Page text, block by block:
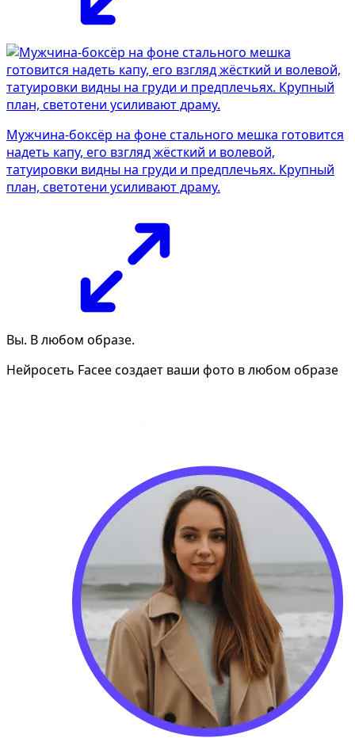
Мужчина-боксёр на фоне стального мешка готовится
надеть капу, его взгляд жёсткий и волевой,
татуировки видны на груди и предплечьях. Крупный
план, светотени усиливают драму.
Вы. В любом образе.
Нейросеть Facee создает ваши фото в любом образе